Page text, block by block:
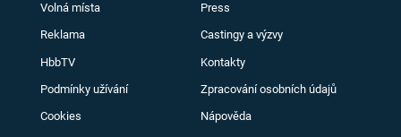
Volná místa Press
Reklama Castingy a výzvy
HbbTV Kontakty
Podmínky užívání Zpracování osobních údajů
Cookies Nápověda